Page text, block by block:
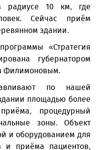
радиусе 10 км, где
Сейчас приём
здании.
«Стратегия
губернатором
Филимоновым.
по нашей
площадью более
процедурный
зоны. Объект
и оборудованием для
и приёма пациентов,